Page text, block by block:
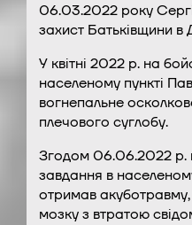
06.03.2022 року
захист Батьківщини в
У квітні 2022 р. на
населеному пункті
вогнепальне
плечового суглобу.
Згодом 06.06.2022 р.
завдання в
отримав
мозку з втратою